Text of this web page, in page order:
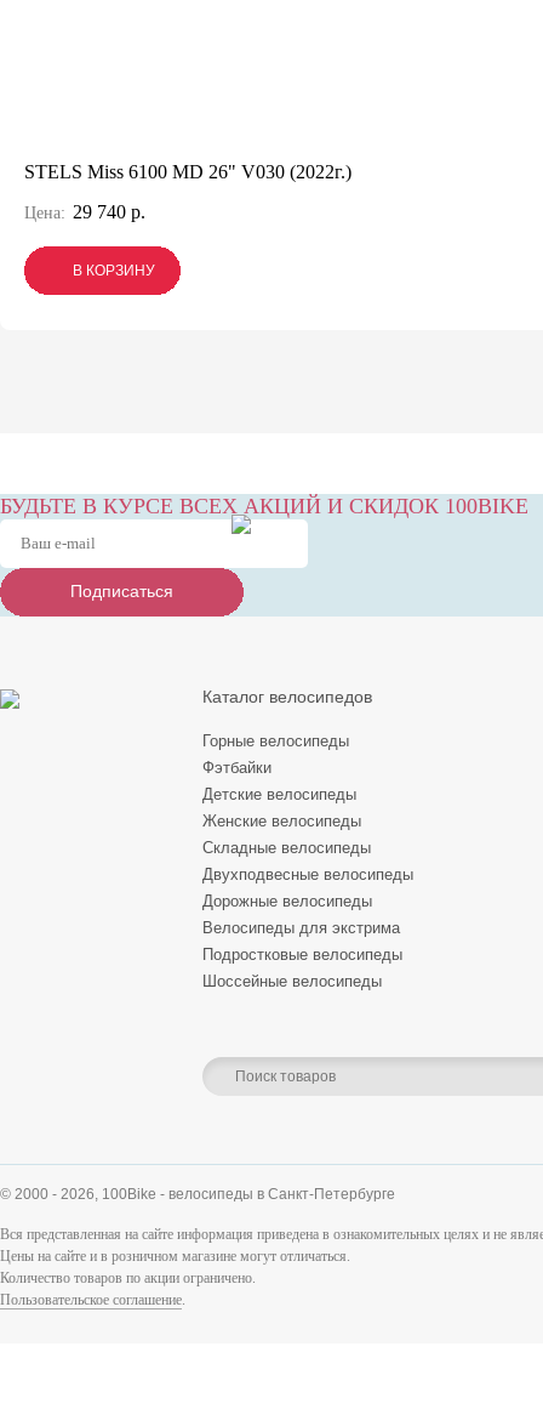
STELS Miss 6100 MD 26" V030 (2022г.)
Цена: 29 740 р.
В КОРЗИНУ
В КОРЗИНУ
В КОРЗИНУ
БУДЬТЕ В КУРСЕ ВСЕХ АКЦИЙ И СКИДОК 100BIKE
Подписаться
Подписаться
Подписаться
Каталог велосипедов
Горные велосипеды
Фэтбайки
Детские велосипеды
Женские велосипеды
Складные велосипеды
Двухподвесные велосипеды
Дорожные велосипеды
Велосипеды для экстрима
Подростковые велосипеды
Шоссейные велосипеды
© 2000 - 2026, 100Bike - велосипеды в Санкт-Петербурге
Вся представленная на сайте информация приведена в ознакомительных целях и не
Цены на сайте и в розничном магазине могут отличаться.
Количество товаров по акции ограничено.
Пользовательское соглашение.